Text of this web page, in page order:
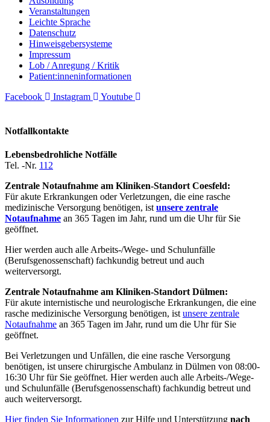
Veranstaltungen
Leichte Sprache
Datenschutz
Hinweisgebersysteme
Impressum
Lob / Anregung / Kritik
Patient:inneninformationen
Facebook
Instagram Youtube
Notfallkontakte
Lebensbedrohliche Notfälle
Tel. -Nr. 112
Zentrale Notaufnahme am Kliniken-Standort Coesfeld:
Für akute Erkrankungen oder Verletzungen, die eine rasche
medizinische Versorgung benötigen, ist unsere zentrale
Notaufnahme an 365 Tagen im Jahr, rund um die Uhr für Sie
geöffnet.
Hier werden auch alle Arbeits-/Wege- und Schulunfälle
(Berufsgenossenschaft) fachkundig betreut und auch
weiterversorgt.
Zentrale Notaufnahme am Kliniken-Standort Dülmen:
Für akute internistische und neurologische Erkrankungen, die eine
rasche medizinische Versorgung benötigen, ist unsere zentrale
Notaufnahme an 365 Tagen im Jahr, rund um die Uhr für Sie
geöffnet.
Bei Verletzungen und Unfällen, die eine rasche Versorgung
benötigen, ist unsere chirurgische Ambulanz in Dülmen von 08:00-
16:30 Uhr für Sie geöffnet. Hier werden auch alle Arbeits-/Wege-
und Schulunfälle (Berufsgenossenschaft) fachkundig betreut und
auch weiterversorgt.
Hier finden Sie Informationen zur Hilfe und Unterstützung nach